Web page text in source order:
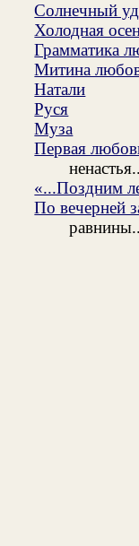
Солнечный
Холодная
Грамматика
Митина
Натали
Руся
Муза
Первая
«...Поздним
По вечерней